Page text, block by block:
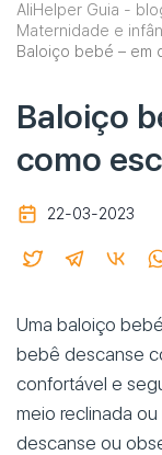
AliHelper Guia -
Maternidade e
Baloiço bebé – em
Baloiço
como
22-03-2023
Uma baloiço
bebê descanse
confortável e
meio reclinada
descanse ou